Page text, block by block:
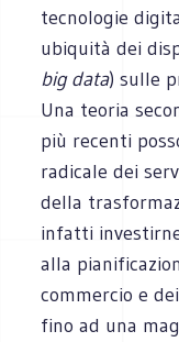
tecnologie
ubiquità dei
big data) sulle
Una teoria
più recenti
radicale dei
della
infatti
alla
commercio e
fino ad una